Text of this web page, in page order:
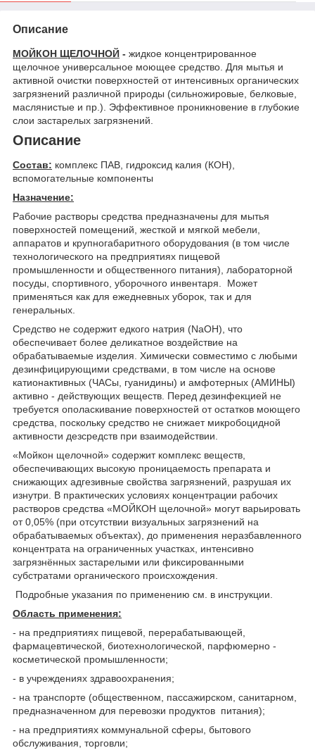
Описание
МОЙКОН ЩЕЛОЧНОЙ - жидкое концентрированное
щелочное универсальное моющее средство. Для мытья и
активной очистки поверхностей от интенсивных органических
загрязнений различной природы (сильножировые, белковые,
маслянистые и пр.). Эффективное проникновение в глубокие
слои застарелых загрязнений.
Описание
Состав: комплекс ПАВ, гидроксид калия (КОН),
вспомогательные компоненты
Назначение:
Рабочие растворы средства предназначены для мытья
поверхностей помещений, жесткой и мягкой мебели,
аппаратов и крупногабаритного оборудования (в том числе
технологического на предприятиях пищевой
промышленности и общественного питания), лабораторной
посуды, спортивного, уборочного инвентаря. Может
применяться как для ежедневных уборок, так и для
генеральных.
Средство не содержит едкого натрия (NaOH), что
обеспечивает более деликатное воздействие на
обрабатываемые изделия. Химически совместимо с любыми
дезинфицирующими средствами, в том числе на основе
катионактивных (ЧАСы, гуанидины) и амфотерных (АМИНЫ)
активно - действующих веществ. Перед дезинфекцией не
требуется ополаскивание поверхностей от остатков моющего
средства, поскольку средство не снижает микробоцидной
активности дезсредств при взаимодействии.
«Мойкон щелочной» содержит комплекс веществ,
обеспечивающих высокую проницаемость препарата и
снижающих адгезивные свойства загрязнений, разрушая их
изнутри. В практических условиях концентрации рабочих
растворов средства «МОЙКОН щелочной» могут варьировать
от 0,05% (при отсутствии визуальных загрязнений на
обрабатываемых объектах), до применения неразбавленного
концентрата на ограниченных участках, интенсивно
загрязнённых застарелыми или фиксированными
субстратами органического происхождения.
Подробные указания по применению см. в инструкции.
Область применения:
- на предприятиях пищевой, перерабатывающей,
фармацевтической, биотехнологической, парфюмерно -
косметической промышленности;
- в учреждениях здравоохранения;
- на транспорте (общественном, пассажирском, санитарном,
предназначенном для перевозки продуктов питания);
- на предприятиях коммунальной сферы, бытового
обслуживания, торговли;